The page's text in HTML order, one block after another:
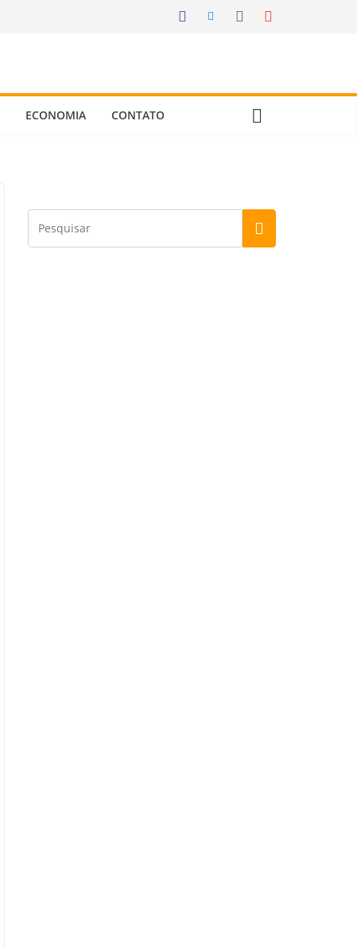
ECONOMIA CONTATO